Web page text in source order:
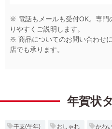
※ 電話もメールも受付OK。専門
りやすくご説明します。
※ 商品についてのお問い合わせ
店でも承ります。
年賀状
干支(午年) おしゃれ かわ